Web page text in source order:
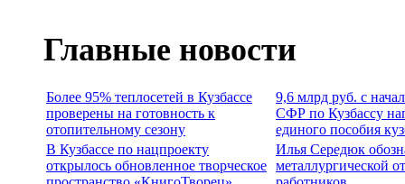
Главные новости
Более 95% теплосетей в Кузбассе
проверены на готовность к
отопительному сезону
9,6 млрд руб. с
СФР по Кузбассу
единого пособия
В Кузбассе по нацпроекту
открылось обновленное творческое
Илья Середюк
металлургической